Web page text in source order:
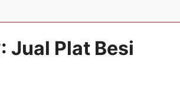
Jual Plat Besi